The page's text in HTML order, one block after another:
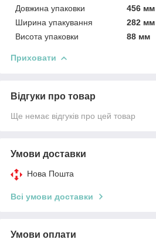
Довжина упаковки
456 мм
Ширина упакування
282 мм
Висота упаковки
88 мм
Приховати
Відгуки про товар
Ще немає відгуків про цей товар
Умови доставки
Нова Пошта
Всі умови доставки
Умови оплати